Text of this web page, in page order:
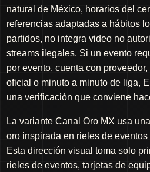
natural de México, horarios del
referencias adaptadas a hábitos
partidos, no integra video no
streams ilegales. Si un evento
por evento, cuenta con
oficial o minuto a minuto de liga,
una verificación que conviene
La variante Canal Oro MX usa
oro inspirada en rieles de
Esta dirección visual toma solo
rieles de eventos, tarjetas de